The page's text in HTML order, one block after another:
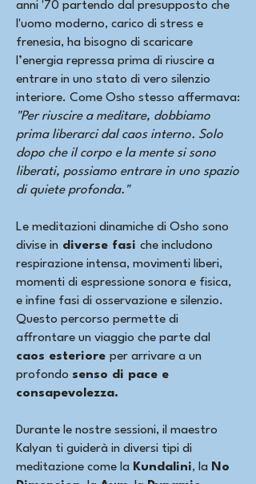
anni '70 partendo dal presupposto che
l'uomo moderno, carico di stress e
frenesia, ha bisogno di scaricare
l’energia repressa prima di riuscire a
entrare in uno stato di vero silenzio
interiore. Come Osho stesso affermava:
"Per riuscire a meditare, dobbiamo
prima liberarci dal caos interno. Solo
dopo che il corpo e la mente si sono
liberati, possiamo entrare in uno spazio
di quiete profonda."
Le meditazioni dinamiche di Osho sono
divise in diverse fasi che includono
respirazione intensa, movimenti liberi,
momenti di espressione sonora e fisica,
e infine fasi di osservazione e silenzio.
Questo percorso permette di
affrontare un viaggio che parte dal
caos esteriore per arrivare a un
profondo senso di pace e
consapevolezza.
​Durante le nostre sessioni, il maestro
Kalyan ti guiderà in diversi tipi di
meditazione come la Kundalini, la No